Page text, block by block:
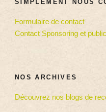
SIMPLEMENT NOUS
Formulaire de contact
Contact Sponsoring et
NOS ARCHIVES
Découvrez nos blogs de